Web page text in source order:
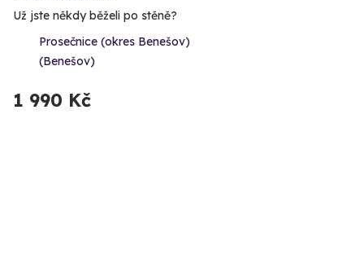
Už jste někdy běželi po stěně?
Prosečnice (okres Benešov)
(Benešov)
1 990 Kč